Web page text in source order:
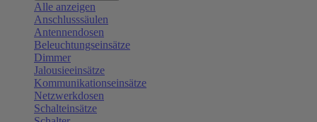
Alle anzeigen
Anschlusssäulen
Antennendosen
Beleuchtungseinsätze
Dimmer
Jalousieeinsätze
Kommunikationseinsätze
Netzwerkdosen
Schalteinsätze